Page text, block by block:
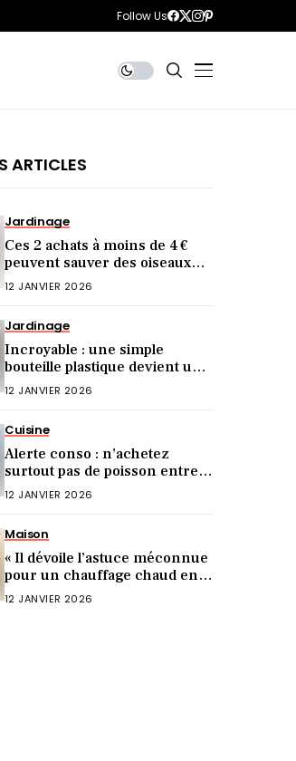
Follow Us
ARTICLES
Jardinage
Ces 2 achats à moins de 4 €
peuvent sauver des oiseaux
cet hiver (et vous ne le saviez
12 JANVIER 2026
Jardinage
Incroyable : une simple
bouteille plastique devient une
mangeoire idéale !
12 JANVIER 2026
Cuisine
Alerte conso : n’achetez
surtout pas de poisson entre
Noël et le Nouvel An (voici
12 JANVIER 2026
Maison
« Il dévoile l’astuce méconnue
pour un chauffage chaud en 5
min ! »
12 JANVIER 2026